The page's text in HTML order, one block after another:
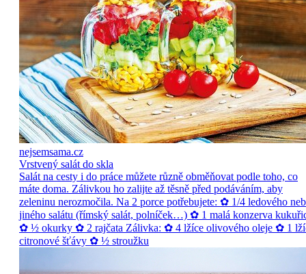
nejsemsama.cz
Vrstvený salát do skla
Salát na cesty i do práce můžete různě obměňovat podle toho, co
máte doma. Zálivkou ho zalijte až těsně před podáváním, aby
zeleninu nerozmočila. Na 2 porce potřebujete: ✿ 1/4 ledového
jiného salátu (římský salát, polníček…) ✿ 1 malá konzerva
✿ ½ okurky ✿ 2 rajčata Zálivka: ✿ 4 lžíce olivového oleje ✿ 1
citronové šťávy ✿ ½ stroužku